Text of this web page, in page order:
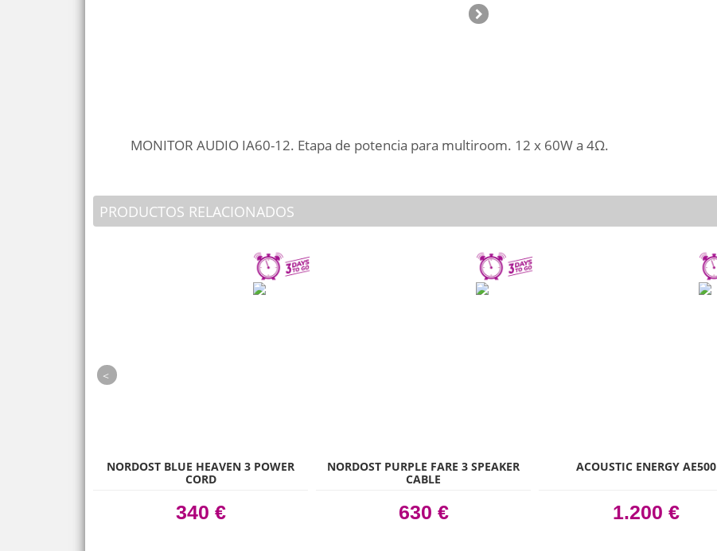
MONITOR AUDIO IA60-12. Etapa de potencia para multiroom. 12 x 60W a 4Ω.
PRODUCTOS RELACIONADOS
NORDOST BLUE HEAVEN 3 POWER
CORD
340 €
NORDOST PURPLE FARE 3 SPEAKER
CABLE
630 €
ACOUSTIC ENERGY AE500
1.200 €